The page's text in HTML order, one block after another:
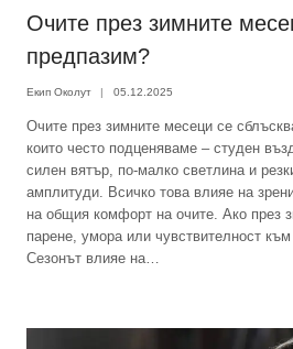
Очите през зимните
предпазим?
Екип Околут 05.12.2025
Очите през зимните месеци се
които често подценяваме – студен
силен вятър, по-малко светлина и
амплитуди. Всичко това влияе на
на общия комфорт на очите. Ако през
парене, умора или чувствителност
Сезонът влияе на…